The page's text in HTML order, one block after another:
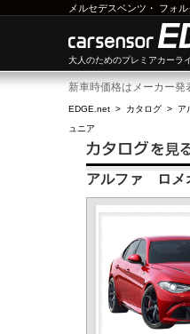
メルセデスベンツ ・ フォ
大人のためのプレミアカーラ
新車時価格はメーカー発
EDGE.net > カタログ > ア
ュニア
アルファ ロメ